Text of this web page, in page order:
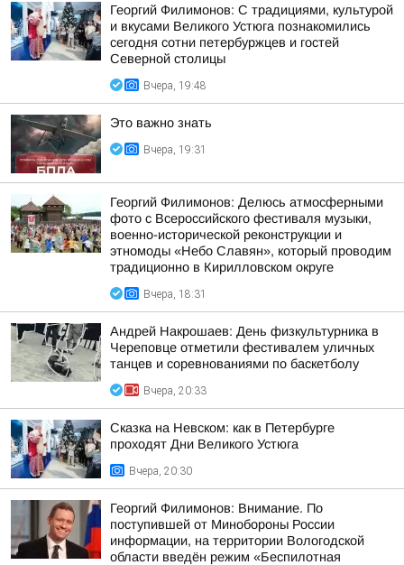
Георгий Филимонов: С традициями, культурой
и вкусами Великого Устюга познакомились
сегодня сотни петербуржцев и гостей
Северной столицы
Вчера, 19:48
Это важно знать
Вчера, 19:31
Георгий Филимонов: Делюсь атмосферными
фото с Всероссийского фестиваля музыки,
военно-исторической реконструкции и
этномоды «Небо Славян», который проводим
традиционно в Кирилловском округе
Вчера, 18:31
Андрей Накрошаев: День физкультурника в
Череповце отметили фестивалем уличных
танцев и соревнованиями по баскетболу
Вчера, 20:33
Сказка на Невском: как в Петербурге
проходят Дни Великого Устюга
Вчера, 20:30
Георгий Филимонов: Внимание. По
поступившей от Минобороны России
информации, на территории Вологодской
области введён режим «Беспилотная